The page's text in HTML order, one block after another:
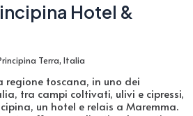
Hotel &
Terra, Italia
toscana, in uno dei
tra campi coltivati, ulivi e cipressi,
un hotel e relais a Maremma.